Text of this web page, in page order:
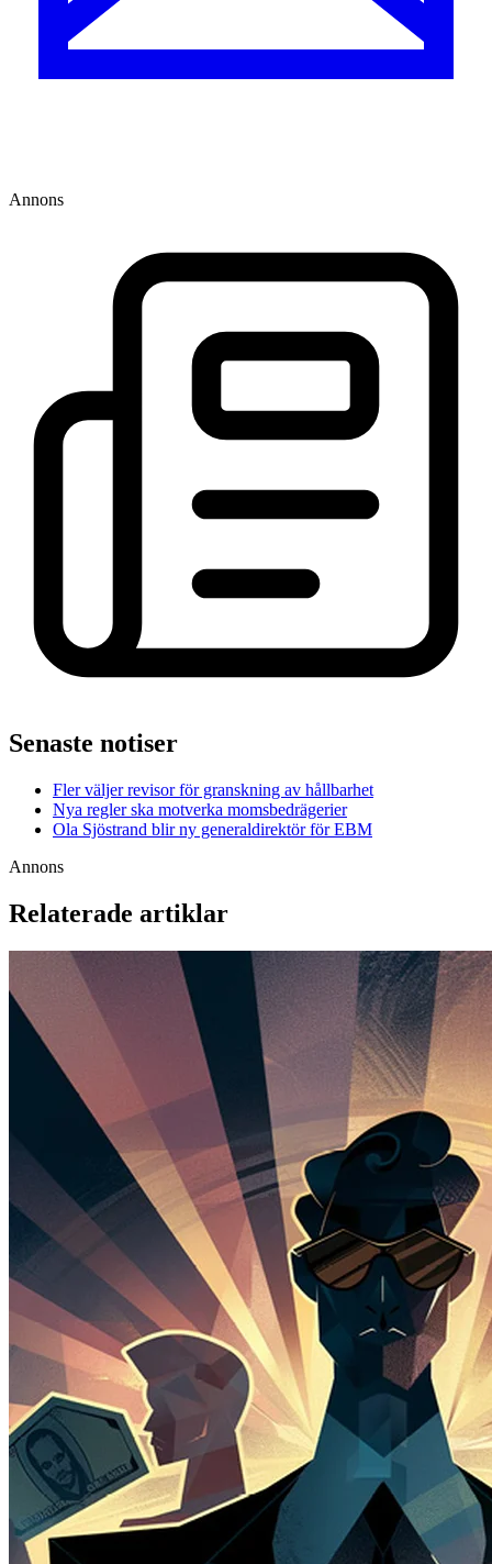
Annons
Senaste notiser
Fler väljer revisor för granskning av hållbarhet
Nya regler ska motverka momsbedrägerier
Ola Sjöstrand blir ny generaldirektör för EBM
Annons
Relaterade artiklar